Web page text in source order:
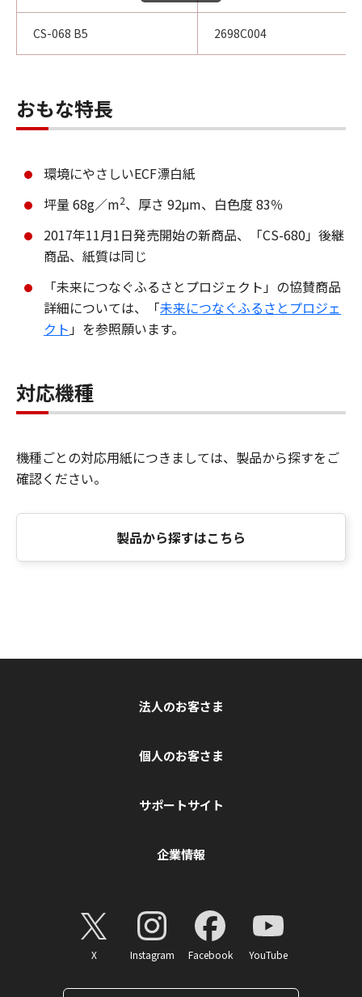
CS-068 B5 2698C004
おもな特長
環境にやさしいECF漂白紙
坪量 68g／m2、厚さ 92μm、白色度 83％
2017年11月1日発売開始の新商品、「CS-680」後継
商品、紙質は同じ
「未来につなぐふるさとプロジェクト」の協賛商品
詳細については、「未来につなぐふるさとプロジェ
クト」を参照願います。
対応機種
機種ごとの対応用紙につきましては、製品から探すをご
確認ください。
製品から探すはこちら
法人のお客さま
個人のお客さま
サポートサイト
企業情報
X Instagram Facebook YouTube